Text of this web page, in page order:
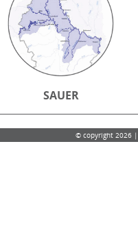
SAUER
© copyright 2026